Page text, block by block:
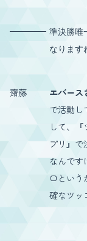
準決勝唯
なります
齋藤 エバース
で活動し
して、
プリ』
なんです
口とい
確なツッ